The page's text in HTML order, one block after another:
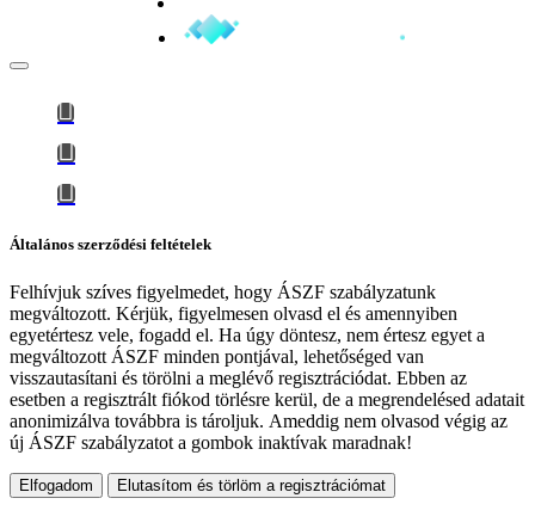
Általános szerződési feltételek
Felhívjuk szíves figyelmedet, hogy ÁSZF szabályzatunk
megváltozott. Kérjük, figyelmesen olvasd el és amennyiben
egyetértesz vele, fogadd el. Ha úgy döntesz, nem értesz egyet a
megváltozott ÁSZF minden pontjával, lehetőséged van
visszautasítani és törölni a meglévő regisztrációdat. Ebben az
esetben a regisztrált fiókod törlésre kerül, de a megrendelésed adatait
anonimizálva továbbra is tároljuk. Ameddig nem olvasod végig az
új ÁSZF szabályzatot a gombok inaktívak maradnak!
Elfogadom Elutasítom és törlöm a regisztrációmat